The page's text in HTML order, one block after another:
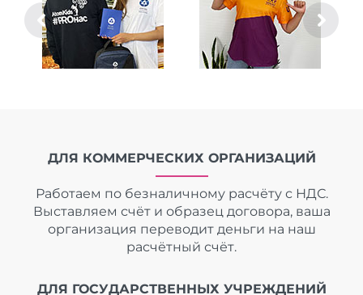
ДЛЯ КОММЕРЧЕСКИХ ОРГАНИЗАЦИЙ
Работаем по безналичному расчёту с НДС.
Выставляем счёт и образец договора, ваша
организация переводит деньги на наш
расчётный счёт.
ДЛЯ ГОСУДАРСТВЕННЫХ УЧРЕЖДЕНИЙ